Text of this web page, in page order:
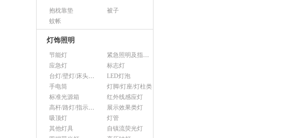
抱枕靠垫
被子
蚊帐
灯饰照明
节能灯
紧急照明及指示灯
应急灯
标志灯
台灯/壁灯/床头灯/落地灯
LED灯泡
手电筒
灯脚/灯座/灯柱类
标准光源箱
红外线感应灯
高杆/路灯/指示灯类
展示效果类灯
吸顶灯
灯管
其他灯具
自镇流荧光灯